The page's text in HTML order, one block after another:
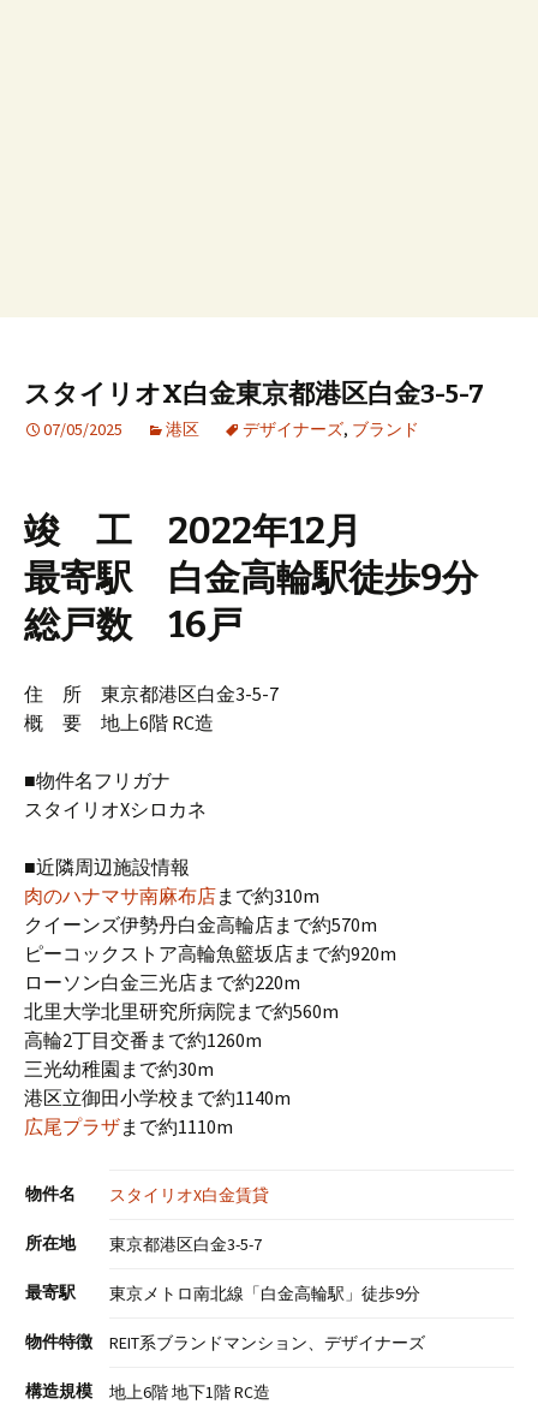
スタイリオX白金東京都港区白金3-5-7
07/05/2025 港区 デザイナーズ, ブランド
竣 工 2022年12月
最寄駅 白金高輪駅徒歩9分
総戸数 16戸
住 所 東京都港区白金3-5-7
概 要 地上6階 RC造
■物件名フリガナ
スタイリオXシロカネ
■近隣周辺施設情報
肉のハナマサ南麻布店まで約310m
クイーンズ伊勢丹白金高輪店まで約570m
ピーコックストア高輪魚籃坂店まで約920m
ローソン白金三光店まで約220m
北里大学北里研究所病院まで約560m
高輪2丁目交番まで約1260m
三光幼稚園まで約30m
港区立御田小学校まで約1140m
広尾プラザまで約1110m
物件名 スタイリオX白金賃貸
所在地 東京都港区白金3-5-7
最寄駅 東京メトロ南北線「白金高輪駅」徒歩9分
物件特徴 REIT系ブランドマンション、デザイナーズ
構造規模 地上6階 地下1階 RC造